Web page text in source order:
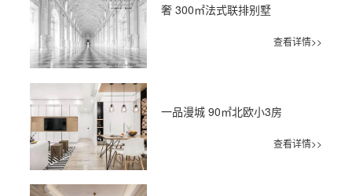
奢 300㎡法式联排别墅
查看详情>>
一品漫城 90㎡北欧小3房
查看详情>>